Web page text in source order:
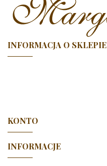
INFORMACJA O SKLEPIE
KONTO
INFORMACJE